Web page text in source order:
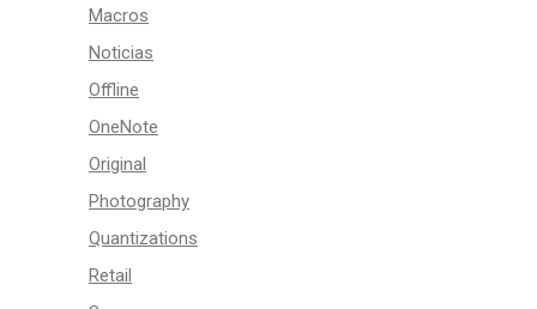
Macros
Noticias
Offline
OneNote
Original
Photography
Quantizations
Retail